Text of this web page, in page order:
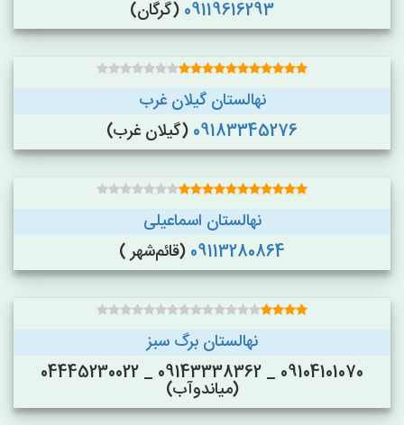
09119616293 (گرگان)
نهالستان گیلان غرب
09183345276 (گیلان غرب)
نهالستان اسماعیلی
09113280864 (قائم‌شهر )
نهالستان برگ سبز
09104101070 _ 09143338362 _ 04445230022
(میاندوآب)